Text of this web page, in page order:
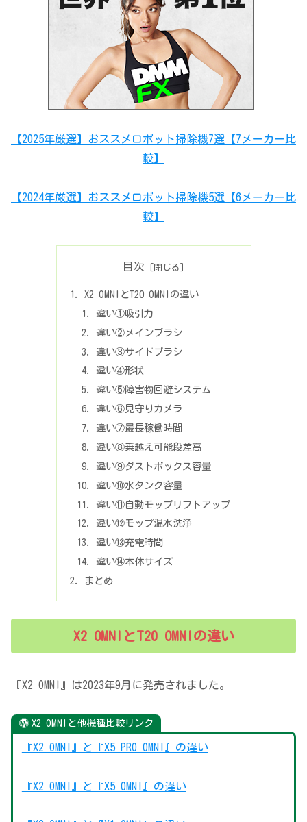
【2025年厳選】おススメロボット掃除機7選【7メーカー比
較】
【2024年厳選】おススメロボット掃除機5選【6メーカー比
較】
目次
X2 OMNIとT20 OMNIの違い
違い①吸引力
違い②メインブラシ
違い③サイドブラシ
違い④形状
違い⑤障害物回避システム
違い⑥見守りカメラ
違い⑦最長稼働時間
違い⑧乗越え可能段差高
違い⑨ダストボックス容量
違い⑩水タンク容量
違い⑪自動モップリフトアップ
違い⑫モップ温水洗浄
違い⑬充電時間
違い⑭本体サイズ
まとめ
X2 OMNIとT20 OMNIの違い
『X2 OMNI』は2023年9月に発売されました。
X2 OMNIと他機種比較リンク
『X2 OMNI』と『X5 PRO OMNI』の違い
『X2 OMNI』と『X5 OMNI』の違い